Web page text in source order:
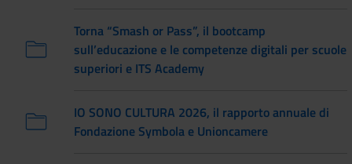
Torna “Smash or Pass”, il bootcamp
sull’educazione e le competenze digitali per scuole
superiori e ITS Academy
IO SONO CULTURA 2026, il rapporto annuale di
Fondazione Symbola e Unioncamere